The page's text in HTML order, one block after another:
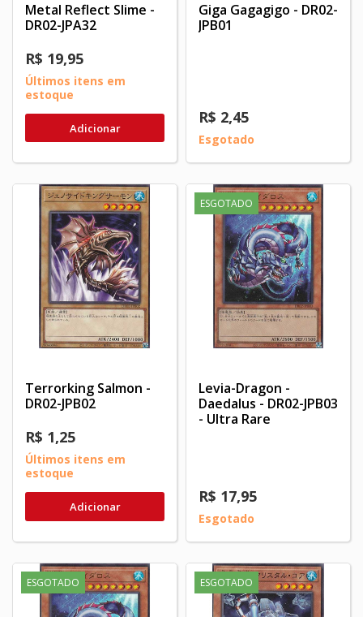
Metal Reflect Slime -
DR02-JPA32
R$ 19,95
Últimos itens em
estoque
Adicionar
Giga Gagagigo - DR02-
JPB01
R$ 2,45
Esgotado
Terrorking Salmon -
DR02-JPB02
R$ 1,25
Últimos itens em
estoque
Adicionar
ESGOTADO
Levia-Dragon -
Daedalus - DR02-JPB03
- Ultra Rare
R$ 17,95
Esgotado
ESGOTADO ESGOTADO